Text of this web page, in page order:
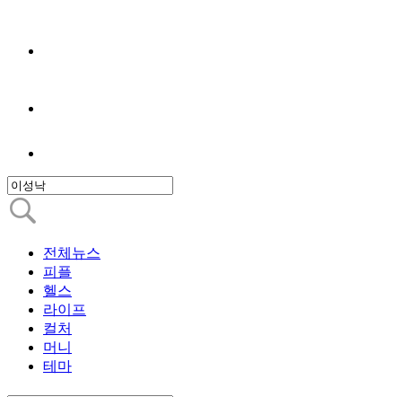
전체뉴스
피플
헬스
라이프
컬처
머니
테마